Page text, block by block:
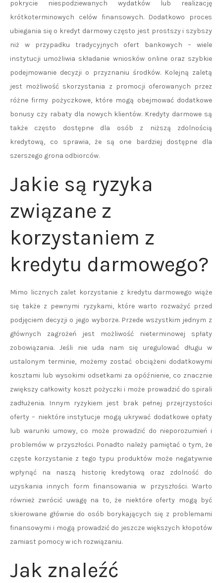
pokrycie niespodziewanych wydatków lub realizację
krótkoterminowych celów finansowych. Dodatkowo proces
ubiegania się o kredyt darmowy często jest prostszy i szybszy
niż w przypadku tradycyjnych ofert bankowych – wiele
instytucji umożliwia składanie wniosków online oraz szybkie
podejmowanie decyzji o przyznaniu środków. Kolejną zaletą
jest możliwość skorzystania z promocji oferowanych przez
różne firmy pożyczkowe, które mogą obejmować dodatkowe
bonusy czy rabaty dla nowych klientów. Kredyty darmowe są
także często dostępne dla osób z niższą zdolnością
kredytową, co sprawia, że są one bardziej dostępne dla
szerszego grona odbiorców.
Jakie są ryzyka
związane z
korzystaniem z
kredytu darmowego?
Mimo licznych zalet korzystanie z kredytu darmowego wiąże
się także z pewnymi ryzykami, które warto rozważyć przed
podjęciem decyzji o jego wyborze. Przede wszystkim jednym z
głównych zagrożeń jest możliwość nieterminowej spłaty
zobowiązania. Jeśli nie uda nam się uregulować długu w
ustalonym terminie, możemy zostać obciążeni dodatkowymi
kosztami lub wysokimi odsetkami za opóźnienie, co znacznie
zwiększy całkowity koszt pożyczki i może prowadzić do spirali
zadłużenia. Innym ryzykiem jest brak pełnej przejrzystości
oferty – niektóre instytucje mogą ukrywać dodatkowe opłaty
lub warunki umowy, co może prowadzić do nieporozumień i
problemów w przyszłości. Ponadto należy pamiętać o tym, że
częste korzystanie z tego typu produktów może negatywnie
wpłynąć na naszą historię kredytową oraz zdolność do
uzyskania innych form finansowania w przyszłości. Warto
również zwrócić uwagę na to, że niektóre oferty mogą być
skierowane głównie do osób borykających się z problemami
finansowymi i mogą prowadzić do jeszcze większych kłopotów
zamiast pomocy w ich rozwiązaniu.
Jak znaleźć